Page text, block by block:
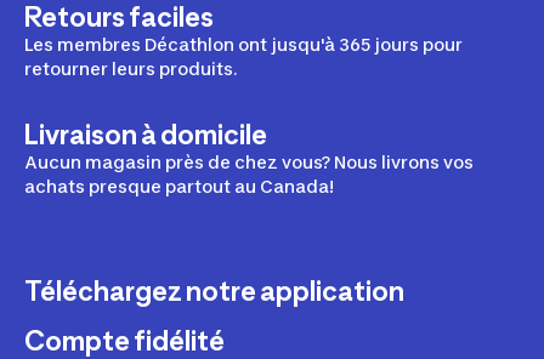
Retours faciles
Les membres Décathlon ont jusqu'à 365 jours pour
retourner leurs produits.
Livraison à domicile
Aucun magasin près de chez vous? Nous livrons vos
achats presque partout au Canada!
Téléchargez notre application
Compte fidélité